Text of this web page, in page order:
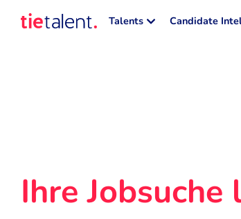
Talents Candidate
Ihre